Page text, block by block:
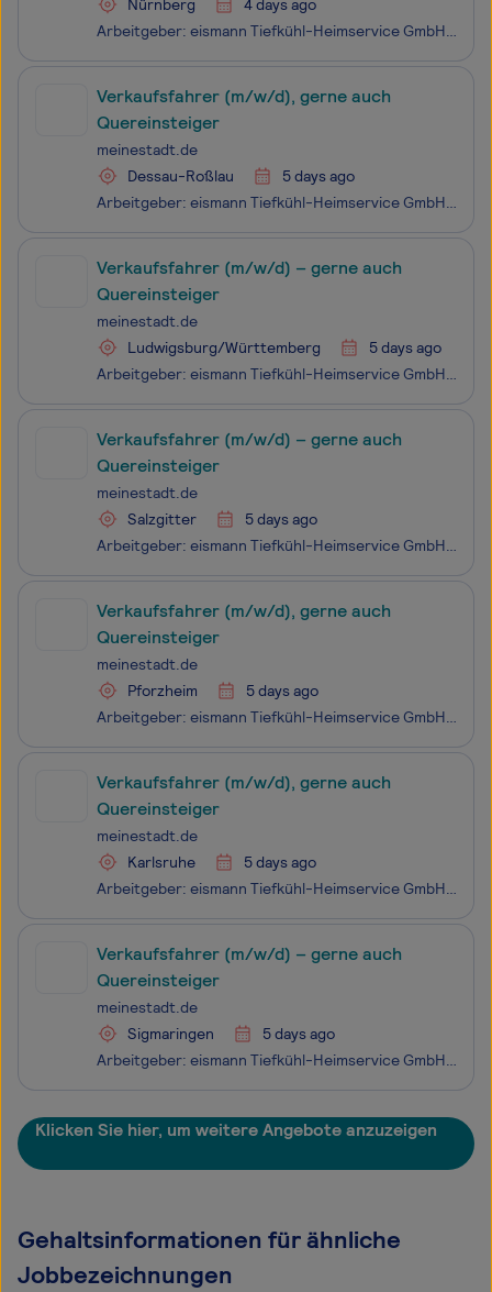
Nürnberg
4 days ago
Arbeitgeber: eismann Tiefkühl-Heimservice GmbH Einsatzort: 90402 Nürnberg Work-Life-Balance frei zu bestimmen Top Verdienstmöglichkeiten & Attraktive Prämien eine langfristige & krisensichere Tätigkeit Selbstständiges, eigenverantwortliches Arbeiten persönliche Einarbeitung Markenbek
Verkaufsfahrer (m/w/d), gerne auch
Quereinsteiger
meinestadt.de
Dessau-Roßlau
5 days ago
Arbeitgeber: eismann Tiefkühl-Heimservice GmbH Einsatzort: 06842 Dessau-Roßlau Work-Life-Balance frei zu bestimmen Top Verdienstmöglichkeiten & Attraktive Prämien eine langfristige & krisensichere Tätigkeit Selbstständiges, eigenverantwortliches Arbeiten persönliche Einarbeitung Mark
Verkaufsfahrer (m/w/d) – gerne auch
Quereinsteiger
meinestadt.de
Ludwigsburg/Württemberg
5 days ago
Arbeitgeber: eismann Tiefkühl-Heimservice GmbH Einsatzort: 71638 Ludwigsburg/Württemberg Work-Life-Balance frei zu bestimmen Top Verdienstmöglichkeiten & Attraktive Prämien eine langfristige & krisensichere Tätigkeit Selbstständiges, eigenverantwortliches Arbeiten persönliche Einarbei
Verkaufsfahrer (m/w/d) – gerne auch
Quereinsteiger
meinestadt.de
Salzgitter
5 days ago
Arbeitgeber: eismann Tiefkühl-Heimservice GmbH Einsatzort: 38226 Salzgitter Work-Life-Balance frei zu bestimmen Top Verdienstmöglichkeiten & Attraktive Prämien eine langfristige & krisensichere Tätigkeit Selbstständiges, eigenverantwortliches Arbeiten persönliche Einarbeitung Markenb
Verkaufsfahrer (m/w/d), gerne auch
Quereinsteiger
meinestadt.de
Pforzheim
5 days ago
Arbeitgeber: eismann Tiefkühl-Heimservice GmbH Einsatzort: 75172 Pforzheim Work-Life-Balance frei zu bestimmen Top Verdienstmöglichkeiten & Attraktive Prämien eine langfristige & krisensichere Tätigkeit Selbstständiges, eigenverantwortliches Arbeiten persönliche Einarbeitung Markenbe
Verkaufsfahrer (m/w/d), gerne auch
Quereinsteiger
meinestadt.de
Karlsruhe
5 days ago
Arbeitgeber: eismann Tiefkühl-Heimservice GmbH Einsatzort: 76131 Karlsruhe Work-Life-Balance frei zu bestimmen Top Verdienstmöglichkeiten & Attraktive Prämien eine langfristige & krisensichere Tätigkeit Selbstständiges, eigenverantwortliches Arbeiten persönliche Einarbeitung Markenbe
Verkaufsfahrer (m/w/d) – gerne auch
Quereinsteiger
meinestadt.de
Sigmaringen
5 days ago
Arbeitgeber: eismann Tiefkühl-Heimservice GmbH Einsatzort: 72488 Sigmaringen Work-Life-Balance frei zu bestimmen Top Verdienstmöglichkeiten & Attraktive Prämien eine langfristige & krisensichere Tätigkeit Selbstständiges, eigenverantwortliches Arbeiten persönliche Einarbeitung Marken
Klicken Sie hier, um weitere Angebote anzuzeigen
Gehaltsinformationen für ähnliche
Jobbezeichnungen